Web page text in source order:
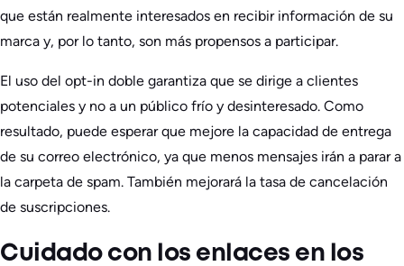
que están realmente interesados en recibir información de su
marca y, por lo tanto, son más propensos a participar.
El uso del opt-in doble garantiza que se dirige a clientes
potenciales y no a un público frío y desinteresado. Como
resultado, puede esperar que mejore la capacidad de entrega
de su correo electrónico, ya que menos mensajes irán a parar a
la carpeta de spam. También mejorará la tasa de cancelación
de suscripciones.
Cuidado con los enlaces en los